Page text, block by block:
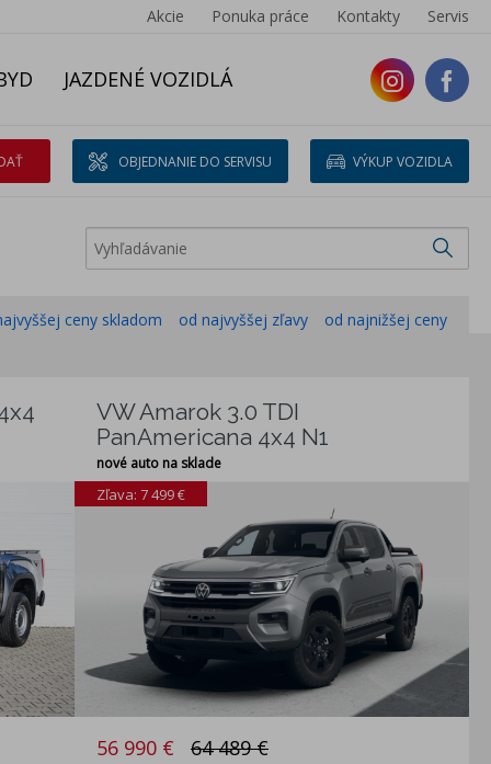
Akcie Ponuka práce Kontakty Servis
JAZDENÉ VOZIDLÁ
OBJEDNANIE DO SERVISU VÝKUP VOZIDLA
ceny skladom od najvyššej zľavy od najnižšej ceny
VW Amarok 3.0 TDI
PanAmericana 4x4 N1
nové auto na sklade
Zľava: 7 499 €
56 990 € 64 489 €